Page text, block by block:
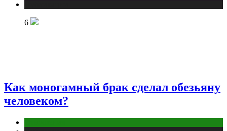
6
Как моногамный брак сделал обезьяну
человеком?